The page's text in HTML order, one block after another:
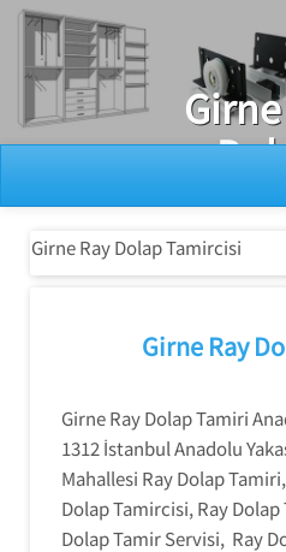
Ray Dolap Tamiri
Girne Ray Dolap Tamircisi
Girne Ray
Girne Ray Dolap Tamiri
1312 İstanbul Anadolu
Mahallesi Ray Dolap
Dolap Tamircisi, Ray Dolap
Dolap Tamir Servisi, Ray